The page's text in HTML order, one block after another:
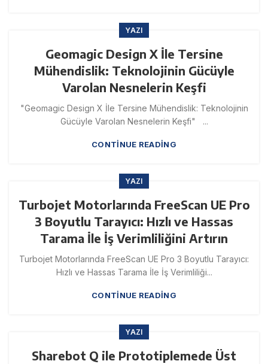
YAZI
Geomagic Design X İle Tersine
Mühendislik: Teknolojinin Gücüyle
Varolan Nesnelerin Keşfi
"Geomagic Design X İle Tersine Mühendislik: Teknolojinin
Gücüyle Varolan Nesnelerin Keşfi" ...
CONTINUE READING
YAZI
Turbojet Motorlarında FreeScan UE Pro
3 Boyutlu Tarayıcı: Hızlı ve Hassas
Tarama İle İş Verimliliğini Artırın
Turbojet Motorlarında FreeScan UE Pro 3 Boyutlu Tarayıcı:
Hızlı ve Hassas Tarama İle İş Verimliliği...
CONTINUE READING
YAZI
Sharebot Q ile Prototiplemede Üst